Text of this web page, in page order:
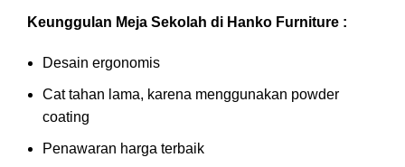
Keunggulan Meja Sekolah di Hanko Furniture :
Desain ergonomis
Cat tahan lama, karena menggunakan powder
coating
Penawaran harga terbaik